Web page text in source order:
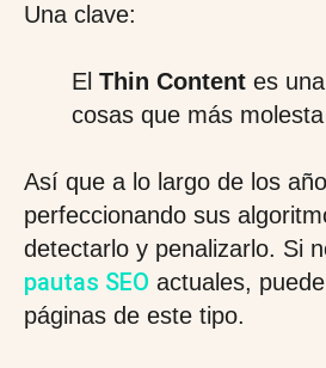
Una clave:
El Thin Content es
cosas que más
Así que a lo largo de los
perfeccionando sus
detectarlo y penalizarlo. Si
pautas SEO actuales,
páginas de este tipo.